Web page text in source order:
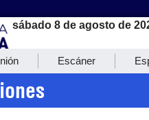
sábado 8 de agosto de
Escáner